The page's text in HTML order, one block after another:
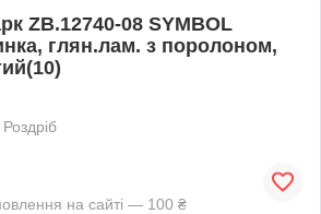
ZB.12740-08 SYMBOL
глян.лам. з поролоном,
Роздріб
на сайті — 100 ₴